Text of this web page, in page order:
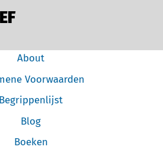
About
Voorwaarden
Begrippenlijst
Blog
Boeken